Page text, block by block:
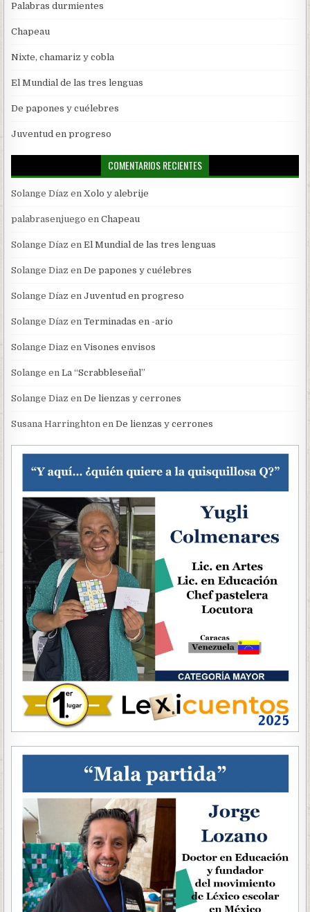
Palabras durmientes
Chapeau
Nixte, chamariz y cobla
El Mundial de las tres lenguas
De papones y cuélebres
Juventud en progreso
COMENTARIOS RECIENTES
Solange Díaz enXolo y alebrije
palabrasenjuego enChapeau
Solange Díaz enEl Mundial de las tres lenguas
Solange Diaz enDe papones y cuélebres
Solange Díaz enJuventud en progreso
Solange Díaz enTerminadas en -ario
Solange Diaz enVisones envisos
Solange enLa “Scrabbleseñal”
Solange Diaz enDe lienzas y cerrones
Susana Harringhton enDe lienzas y cerrones